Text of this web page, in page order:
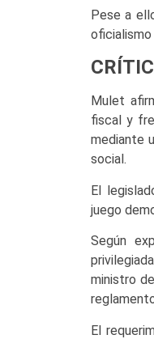
Pese a
oficialismo
Mulet
fiscal y
mediante
social.
El
juego
Según
ministro
El